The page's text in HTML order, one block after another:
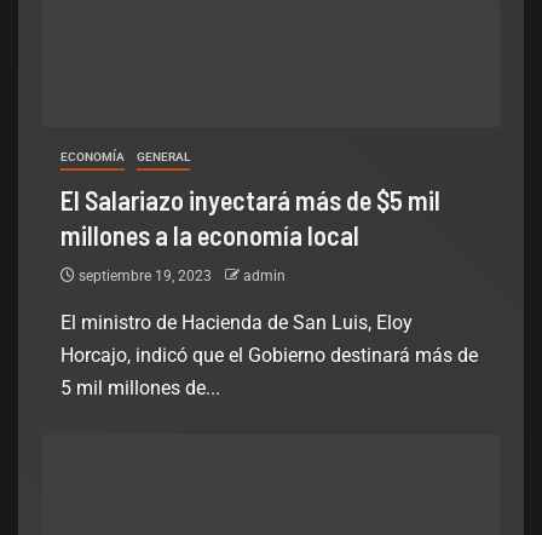
ECONOMÍA GENERAL
El Salariazo inyectará más de $5 mil
millones a la economía local
septiembre 19, 2023 admin
El ministro de Hacienda de San Luis, Eloy
Horcajo, indicó que el Gobierno destinará más de
5 mil millones de...